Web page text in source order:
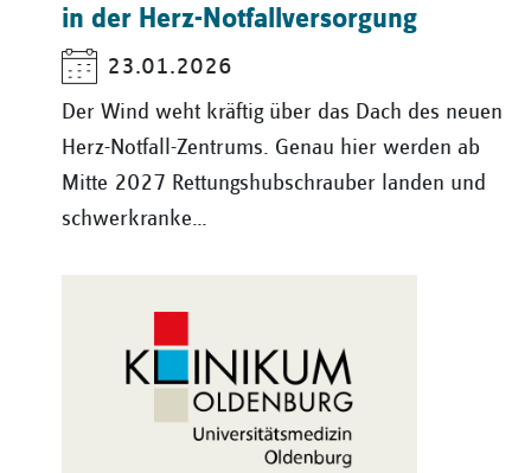
in der Herz-Notfallversorgung
23.01.2026
Der Wind weht kräftig über das Dach des neuen
Herz-Notfall-Zentrums. Genau hier werden ab
Mitte 2027 Rettungshubschrauber landen und
schwerkranke…